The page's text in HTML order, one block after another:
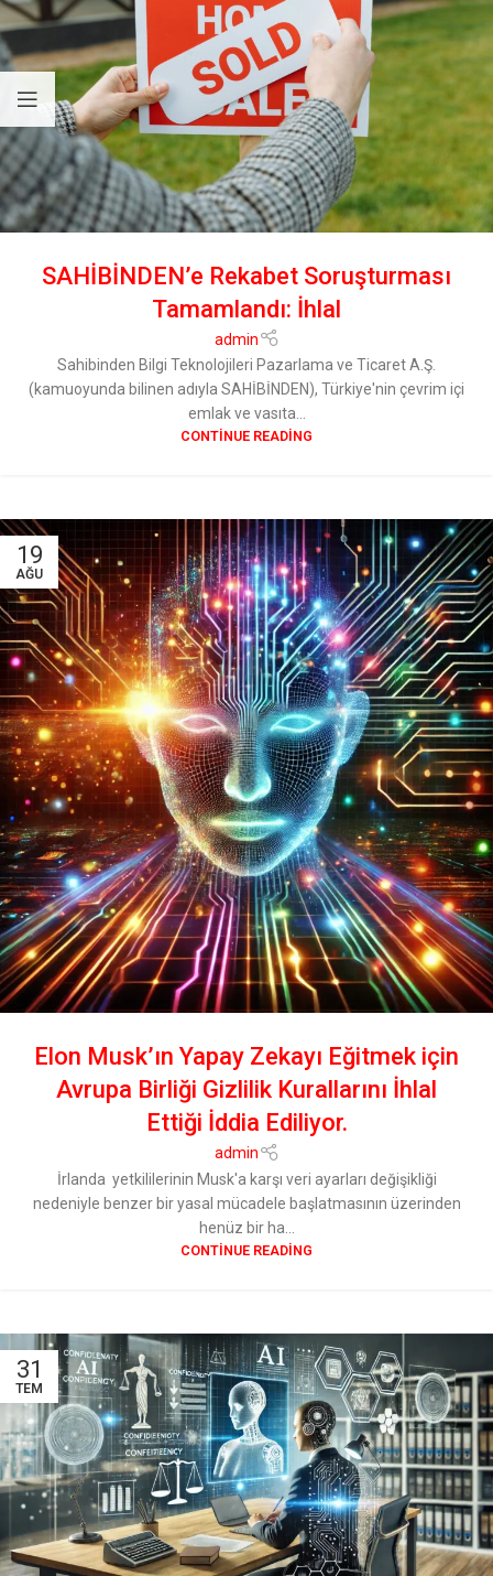
SAHİBİNDEN’e Rekabet Soruşturması
Tamamlandı: İhlal
admin
Sahibinden Bilgi Teknolojileri Pazarlama ve Ticaret A.Ş.
(kamuoyunda bilinen adıyla SAHİBİNDEN), Türkiye'nin çevrim içi
emlak ve vasıta...
CONTINUE READING
19
AĞU
Elon Musk’ın Yapay Zekayı Eğitmek için
Avrupa Birliği Gizlilik Kurallarını İhlal
Ettiği İddia Ediliyor.
admin
İrlanda yetkililerinin Musk'a karşı veri ayarları değişikliği
nedeniyle benzer bir yasal mücadele başlatmasının üzerinden
henüz bir ha...
CONTINUE READING
31
TEM